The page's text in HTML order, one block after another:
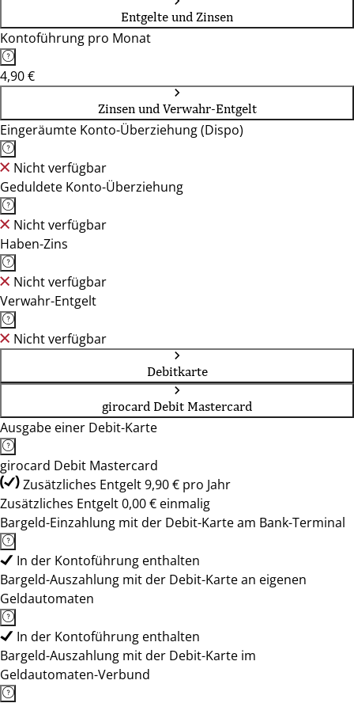
Entgelte und Zinsen
Kontoführung pro Monat
4,90 €
Zinsen und Verwahr-Entgelt
Eingeräumte Konto-Überziehung (Dispo)
Nicht verfügbar
Geduldete Konto-Überziehung
Nicht verfügbar
Haben-Zins
Nicht verfügbar
Verwahr-Entgelt
Nicht verfügbar
Debitkarte
girocard Debit Mastercard
Ausgabe einer Debit-Karte
girocard Debit Mastercard
Zusätzliches Entgelt 9,90 € pro Jahr
Zusätzliches Entgelt 0,00 € einmalig
Bargeld-Einzahlung mit der Debit-Karte am Bank-Terminal
In der Kontoführung enthalten
Bargeld-Auszahlung mit der Debit-Karte an eigenen
Geldautomaten
In der Kontoführung enthalten
Bargeld-Auszahlung mit der Debit-Karte im
Geldautomaten-Verbund